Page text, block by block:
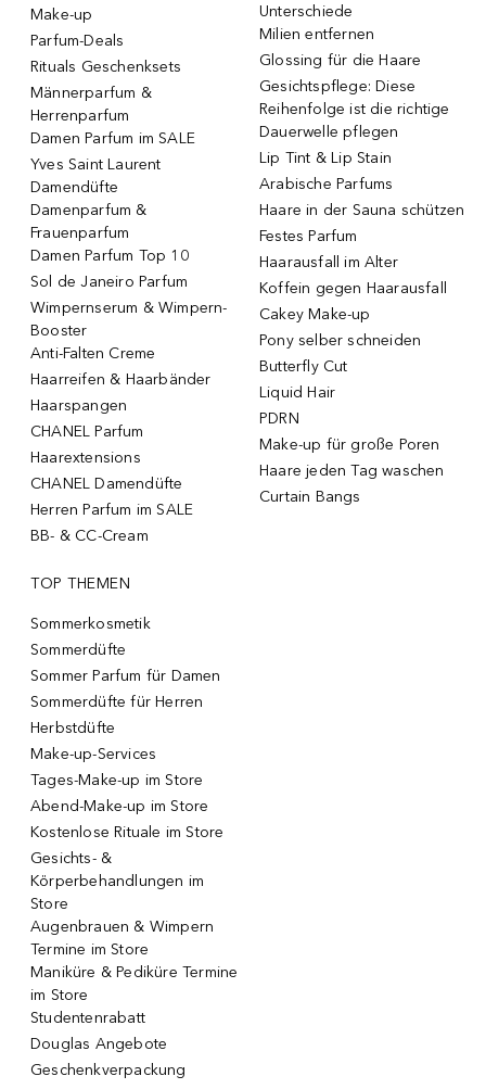
Make-up
Parfum-Deals
Rituals Geschenksets
Männerparfum &
Herrenparfum
Damen Parfum im SALE
Yves Saint Laurent
Damendüfte
Damenparfum &
Frauenparfum
Damen Parfum Top 10
Sol de Janeiro Parfum
Wimpernserum & Wimpern-
Booster
Anti-Falten Creme
Haarreifen & Haarbänder
Haarspangen
CHANEL Parfum
Haarextensions
CHANEL Damendüfte
Herren Parfum im SALE
BB- & CC-Cream
Unterschiede
Milien entfernen
Glossing für die Haare
Gesichtspflege: Diese
Reihenfolge ist die richtige
Dauerwelle pflegen
Lip Tint & Lip Stain
Arabische Parfums
Haare in der Sauna schützen
Festes Parfum
Haarausfall im Alter
Koffein gegen Haarausfall
Cakey Make-up
Pony selber schneiden
Butterfly Cut
Liquid Hair
PDRN
Make-up für große Poren
Haare jeden Tag waschen
Curtain Bangs
TOP THEMEN
Sommerkosmetik
Sommerdüfte
Sommer Parfum für Damen
Sommerdüfte für Herren
Herbstdüfte
Make-up-Services
Tages-Make-up im Store
Abend-Make-up im Store
Kostenlose Rituale im Store
Gesichts- &
Körperbehandlungen im
Store
Augenbrauen & Wimpern
Termine im Store
Maniküre & Pediküre Termine
im Store
Studentenrabatt
Douglas Angebote
Geschenkverpackung